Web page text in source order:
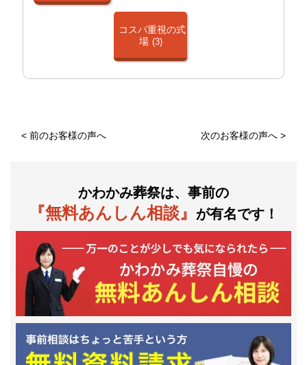
コスパ重視の式
場 (3)
<前のお客様の声へ 次のお客様の声へ>
かわかみ葬祭は、事前の
『無料あんしん相談』 が有名です！